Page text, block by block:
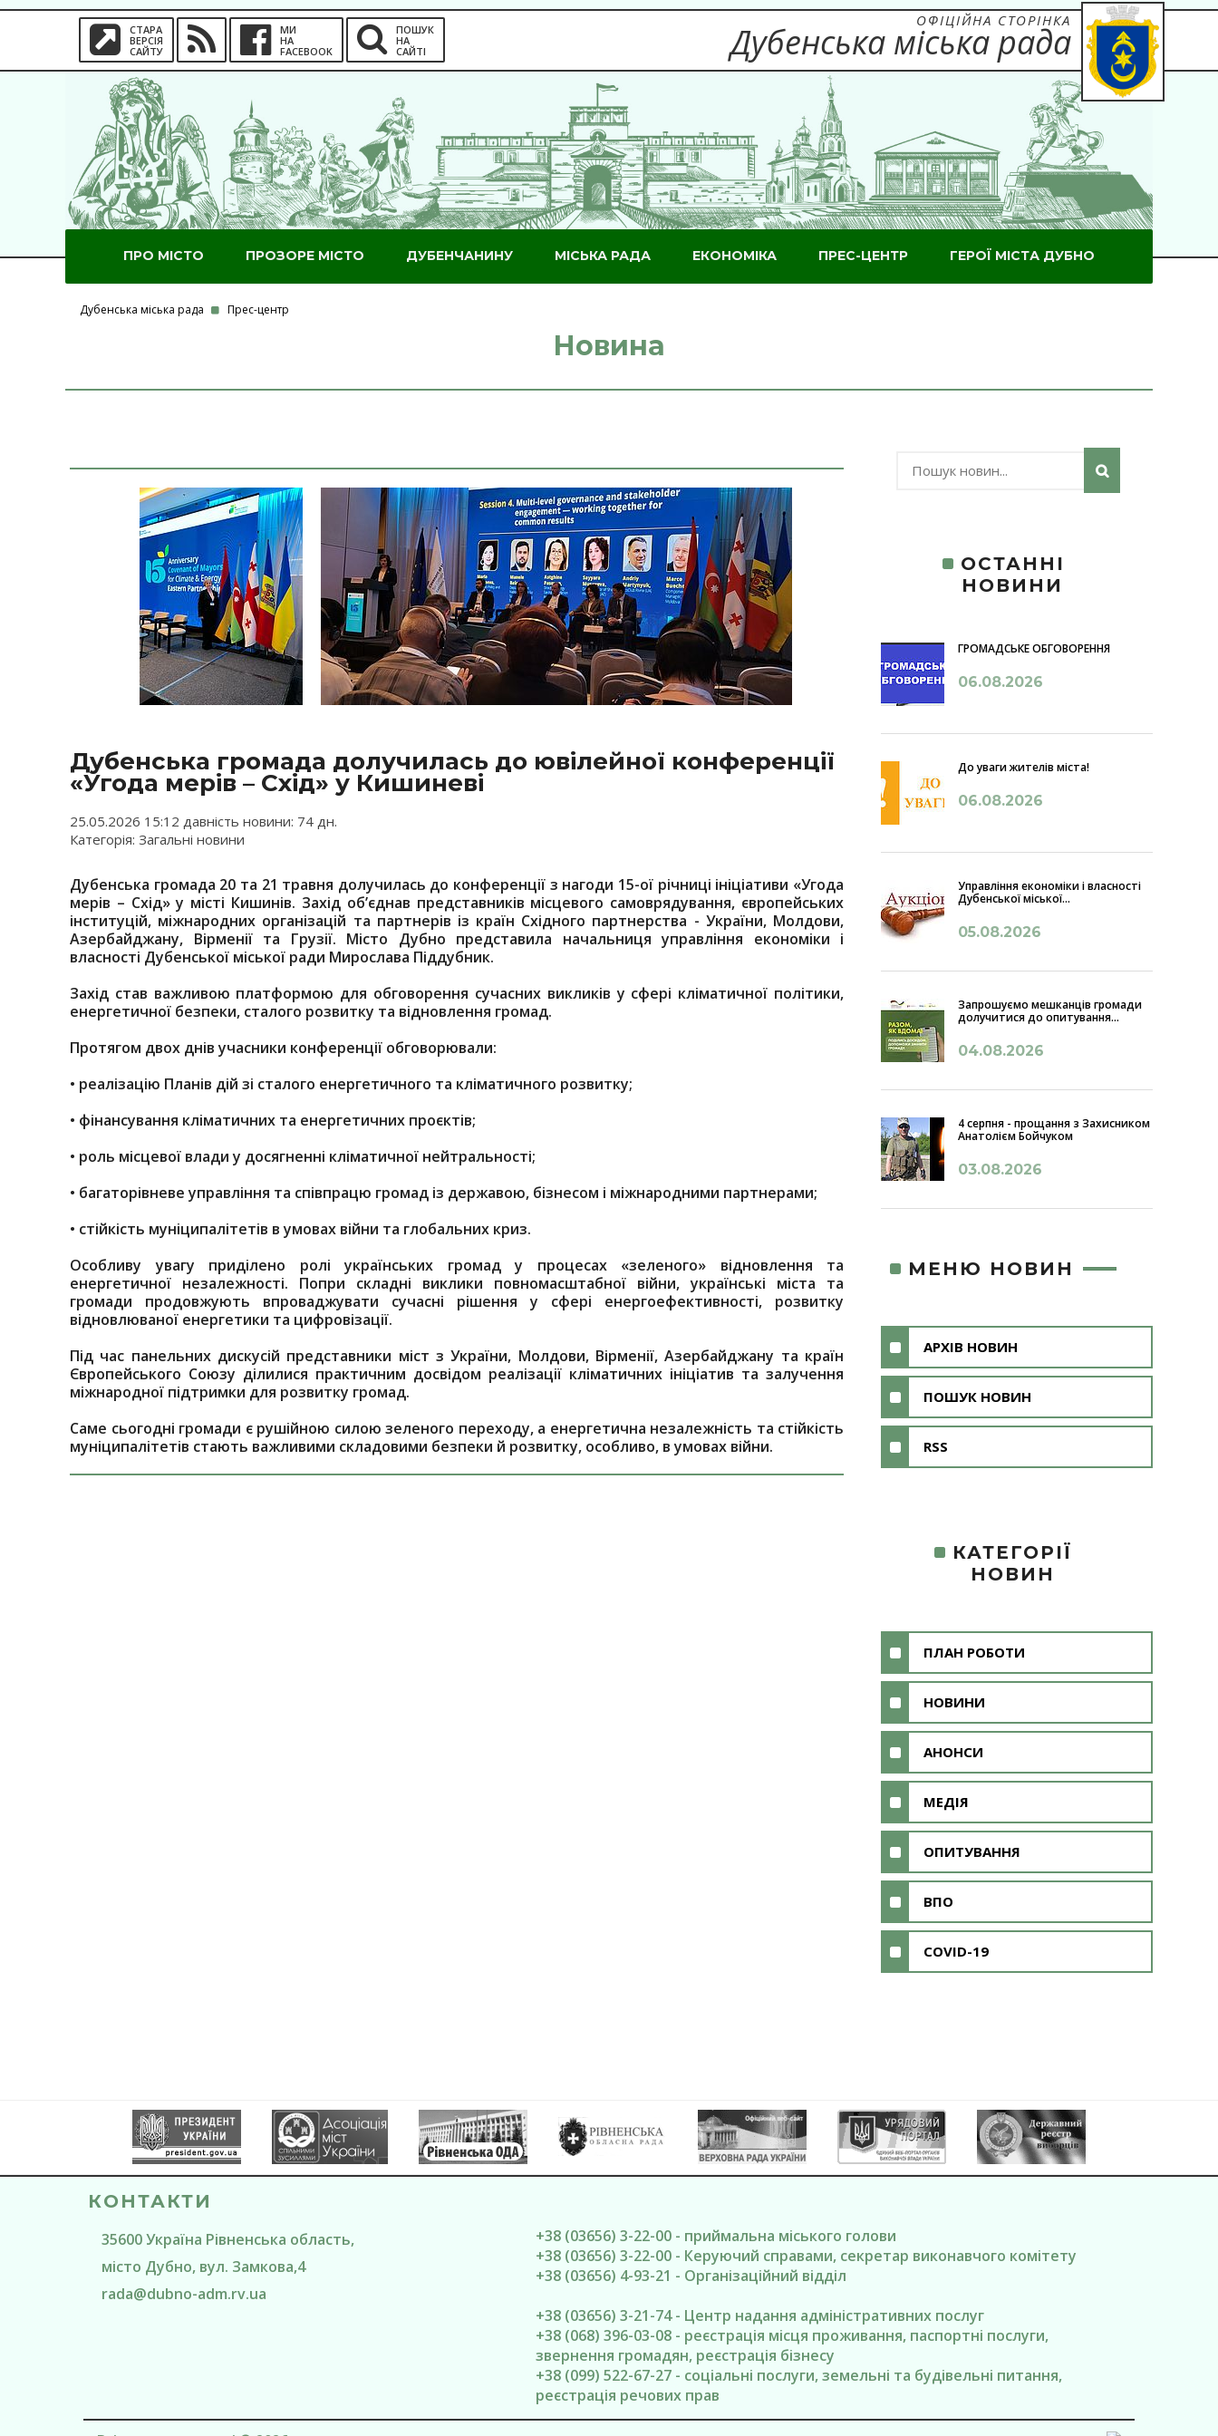
СТАРА
ВЕРСІЯ
САЙТУ
МИ
НА
FACEBOOK
ПОШУК
НА
САЙТІ
ОФІЦІЙНА СТОРІНКА
Дубенська міська рада
ПРО МІСТО ПРОЗОРЕ МІСТО ДУБЕНЧАНИНУ МІСЬКА РАДА ЕКОНОМІКА ПРЕС-ЦЕНТР ГЕРОЇ МІСТА ДУБНО
Дубенська міська рада Прес-центр
Новина
Дубенська громада долучилась до ювілейної конференції
«Угода мерів – Схід» у Кишиневі
25.05.2026 15:12 давність новини: 74 дн.
Категорія: Загальні новини
Дубенська громада 20 та 21 травня долучилась до конференції з нагоди 15-ої річниці ініціативи «Угода
мерів – Схід» у місті Кишинів. Захід об’єднав представників місцевого самоврядування, європейських
інституцій, міжнародних організацій та партнерів із країн Східного партнерства - України, Молдови,
Азербайджану, Вірменії та Грузії. Місто Дубно представила начальниця управління економіки і
власності Дубенської міської ради Мирослава Піддубник.
Захід став важливою платформою для обговорення сучасних викликів у сфері кліматичної політики,
енергетичної безпеки, сталого розвитку та відновлення громад.
Протягом двох днів учасники конференції обговорювали:
• реалізацію Планів дій зі сталого енергетичного та кліматичного розвитку;
• фінансування кліматичних та енергетичних проєктів;
• роль місцевої влади у досягненні кліматичної нейтральності;
• багаторівневе управління та співпрацю громад із державою, бізнесом і міжнародними партнерами;
• стійкість муніципалітетів в умовах війни та глобальних криз.
Особливу увагу приділено ролі українських громад у процесах «зеленого» відновлення та
енергетичної незалежності. Попри складні виклики повномасштабної війни, українські міста та
громади продовжують впроваджувати сучасні рішення у сфері енергоефективності, розвитку
відновлюваної енергетики та цифровізації.
Під час панельних дискусій представники міст з України, Молдови, Вірменії, Азербайджану та країн
Європейського Союзу ділилися практичним досвідом реалізації кліматичних ініціатив та залучення
міжнародної підтримки для розвитку громад.
Саме сьогодні громади є рушійною силою зеленого переходу, а енергетична незалежність та стійкість
муніципалітетів стають важливими складовими безпеки й розвитку, особливо, в умовах війни.
ОСТАННІ
НОВИНИ
ГРОМАДСЬКЕ ОБГОВОРЕННЯ
06.08.2026
До уваги жителів міста!
06.08.2026
Управління економіки і власності
Дубенської міської...
05.08.2026
Запрошуємо мешканців громади
долучитися до опитування...
04.08.2026
4 серпня - прощання з Захисником
Анатолієм Бойчуком
03.08.2026
МЕНЮ НОВИН
АРХІВ НОВИН
ПОШУК НОВИН
RSS
КАТЕГОРІЇ
НОВИН
ПЛАН РОБОТИ
НОВИНИ
АНОНСИ
МЕДІЯ
ОПИТУВАННЯ
ВПО
COVID-19
КОНТАКТИ
35600Україна Рівненська область,
місто Дубно, вул. Замкова,4
rada@dubno-adm.rv.ua
+38 (03656) 3-22-00 - приймальна міського голови
+38 (03656) 3-22-00 - Керуючий справами, секретар виконавчого комітету
+38 (03656) 4-93-21 - Організаційний відділ
+38 (03656) 3-21-74 - Центр надання адміністративних послуг
+38 (068) 396-03-08 - реєстрація місця проживання, паспортні послуги,
звернення громадян, реєстрація бізнесу
+38 (099) 522-67-27 - соціальні послуги, земельні та будівельні питання,
реєстрація речових прав